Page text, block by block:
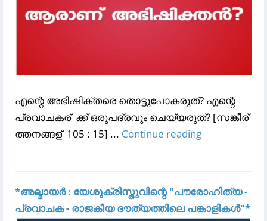
എന്റെ അഭിഷിക്‌തരെ തൊട്ടുപോകരുത്‌? എന്റെ
പ്രവാചകര് ‍ ക്ക്‌ ഒരുപദ്രവും ചെയ്യരുത്‌? [സങ്കീര് ‍
ത്തനങ്ങള് ‍ 105 : 15] ... Continue reading
*അല്മായർ : യേശുക്രിസ്തുവിന്റെ "പൗരോഹിത്യ -
പ്രവാചക - രാജകീയ ദൗത്യത്തിലെ പങ്കാളികൾ"*